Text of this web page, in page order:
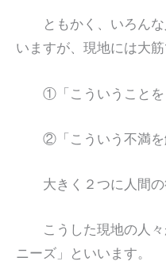
ともかく、いろんな
いますが、現地には大筋
①「こういうことを
②「こういう不満を
大きく２つに人間の
こうした現地の人々
ニーズ」といいます。